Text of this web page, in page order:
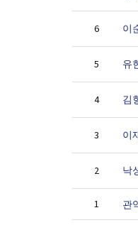
6 이
5 유
4 김
3 이
2 낙
1 관